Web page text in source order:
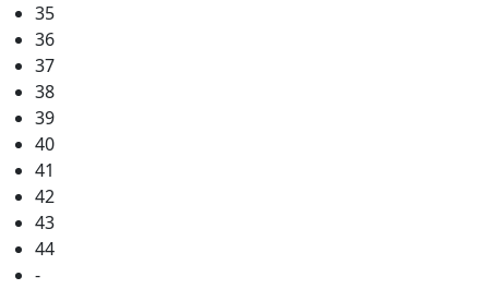
35
36
37
38
39
40
41
42
43
44
-